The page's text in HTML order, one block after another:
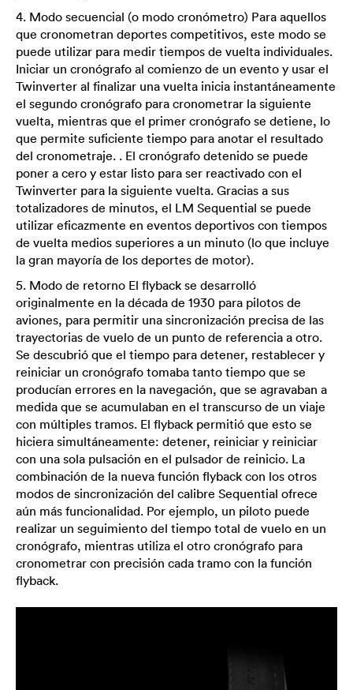
4. Modo secuencial (o modo cronómetro) Para aquellos
que cronometran deportes competitivos, este modo se
puede utilizar para medir tiempos de vuelta individuales.
Iniciar un cronógrafo al comienzo de un evento y usar el
Twinverter al finalizar una vuelta inicia instantáneamente
el segundo cronógrafo para cronometrar la siguiente
vuelta, mientras que el primer cronógrafo se detiene, lo
que permite suficiente tiempo para anotar el resultado
del cronometraje. . El cronógrafo detenido se puede
poner a cero y estar listo para ser reactivado con el
Twinverter para la siguiente vuelta. Gracias a sus
totalizadores de minutos, el LM Sequential se puede
utilizar eficazmente en eventos deportivos con tiempos
de vuelta medios superiores a un minuto (lo que incluye
la gran mayoría de los deportes de motor).
5. Modo de retorno El flyback se desarrolló
originalmente en la década de 1930 para pilotos de
aviones, para permitir una sincronización precisa de las
trayectorias de vuelo de un punto de referencia a otro.
Se descubrió que el tiempo para detener, restablecer y
reiniciar un cronógrafo tomaba tanto tiempo que se
producían errores en la navegación, que se agravaban a
medida que se acumulaban en el transcurso de un viaje
con múltiples tramos. El flyback permitió que esto se
hiciera simultáneamente: detener, reiniciar y reiniciar
con una sola pulsación en el pulsador de reinicio. La
combinación de la nueva función flyback con los otros
modos de sincronización del calibre Sequential ofrece
aún más funcionalidad. Por ejemplo, un piloto puede
realizar un seguimiento del tiempo total de vuelo en un
cronógrafo, mientras utiliza el otro cronógrafo para
cronometrar con precisión cada tramo con la función
flyback.